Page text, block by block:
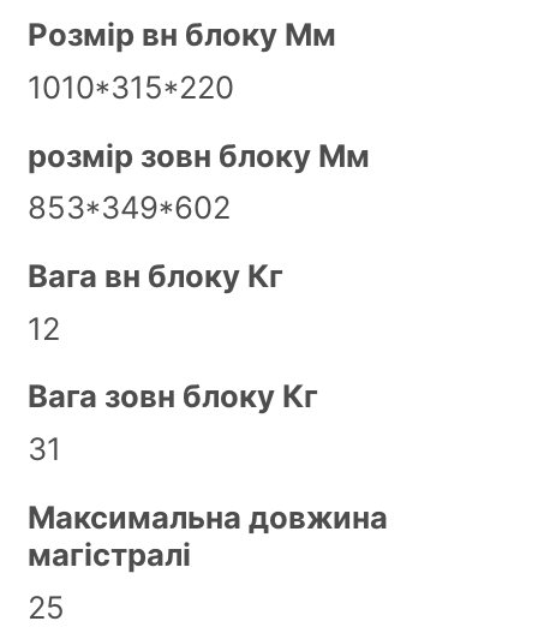
Розмір вн блоку Мм
1010*315*220
розмір зовн блоку Мм
853*349*602
Вага вн блоку Кг
12
Вага зовн блоку Кг
31
Максимальна довжина
магістралі
25